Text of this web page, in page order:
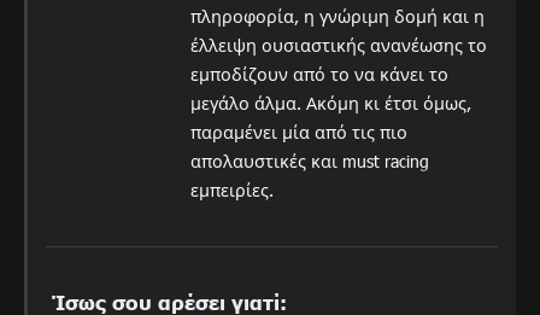
πληροφορία, η γνώριμη δομή και η
έλλειψη ουσιαστικής ανανέωσης το
εμποδίζουν από το να κάνει το
μεγάλο άλμα. Ακόμη κι έτσι όμως,
παραμένει μία από τις πιο
απολαυστικές και must racing
εμπειρίες.
Ίσως σου αρέσει γιατί: